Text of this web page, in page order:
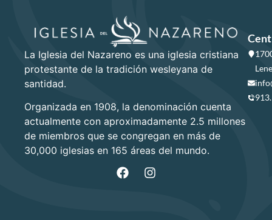
La Iglesia del Nazareno es una iglesia cristiana
protestante de la tradición wesleyana de
santidad.
Organizada en 1908, la denominación cuenta
actualmente con aproximadamente 2.5 millones
de miembros que se congregan en más de
30,000 iglesias en 165 áreas del mundo.